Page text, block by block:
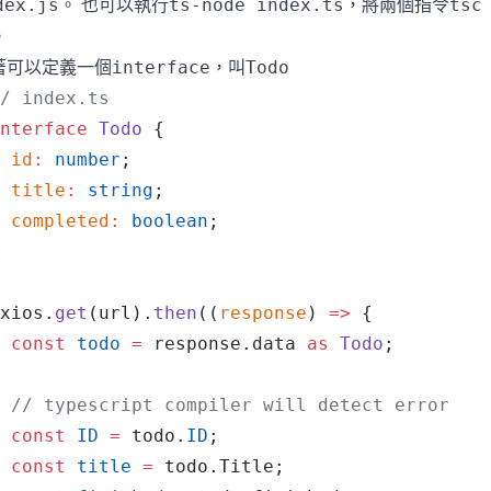
ts-node index.ts tsc
可以定義一個interface ，叫Todo
index.ts
Todo {
id
: number ;
title
: string ;
completed
: boolean ;
. get ( url ). then (( response ) => {
const
todo = response . data as Todo ;
// typescript compiler will detect error
const
ID = todo . ID ;
const
title = todo . Title ;